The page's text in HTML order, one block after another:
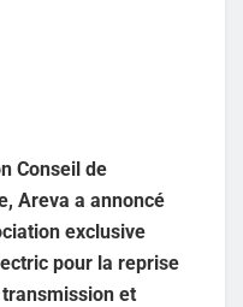
Conseil de
Areva a annoncé
exclusive
pour la reprise
et